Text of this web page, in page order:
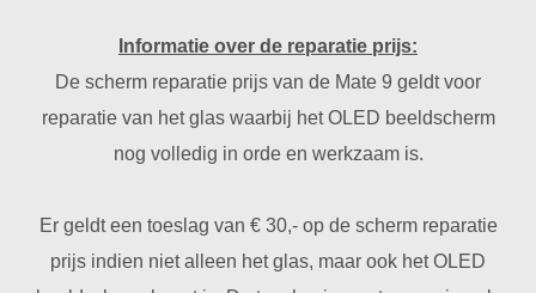
Informatie over de reparatie prijs:
De scherm reparatie prijs van de Mate 9 geldt voor
reparatie van het glas waarbij het OLED beeldscherm
nog volledig in orde en werkzaam is.
Er geldt een toeslag van € 30,- op de scherm reparatie
prijs indien niet alleen het glas, maar ook het OLED